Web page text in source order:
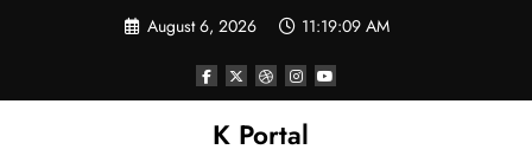
August 6, 2026 11:19:11 AM
K Portal